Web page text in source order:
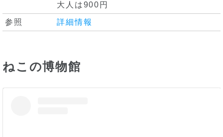
大人は900円
参照 詳細情報
ねこの博物館